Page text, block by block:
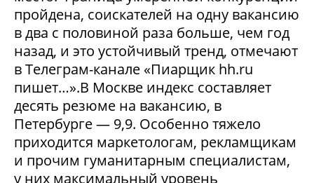
пройдена, соискателей на одну вакансию
в два с половиной раза больше, чем год
назад, и это устойчивый тренд, отмечают
в Телеграм-канале «Пиарщик hh.ru
пишет…».В Москве индекс составляет
десять резюме на вакансию, в
Петербурге — 9,9. Особенно тяжело
приходится маркетологам, рекламщикам
и прочим гуманитарным специалистам,
у них максимальный уровень